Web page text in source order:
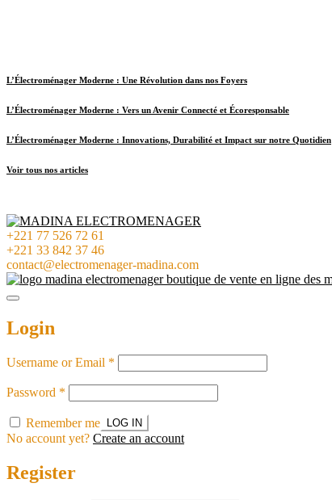
L’Électroménager Moderne : Une Révolution dans nos Foyers
L’Électroménager Moderne : Vers un Avenir Connecté et Écoresponsable
L’Électroménager Moderne : Innovations, Durabilité et Impact sur notre Quotidien
Voir tous nos articles
+221 77 526 72 61
+221 33 842 37 46
contact@electromenager-madina.com
Login
Username or Email *
Password *
Remember me
No account yet? Create an account
Register